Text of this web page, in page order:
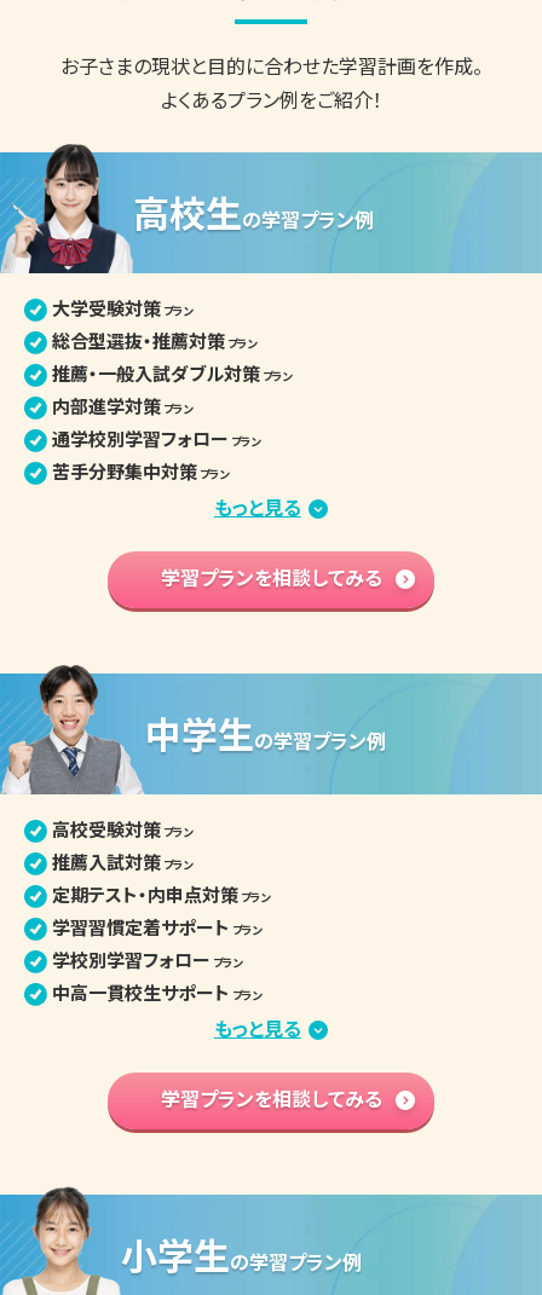
お子さまの現状と目的に合わせた学習計画を作成。
よくあるプラン例をご紹介！
高校生の学習プラン例
大学受験対策 プラン
総合型選抜・推薦対策 プラン
推薦・一般入試ダブル対策 プラン
内部進学対策 プラン
通学校別学習フォロー プラン
苦手分野集中対策 プラン
定期テスト・評定対策プラン
部活との両立 プラン
学習内容 基礎固め プラン
高校入学準備 プラン
高校生の個別指導詳細
もっと見る
学習プランを相談してみる
中学生の学習プラン例
高校受験対策 プラン
推薦入試対策 プラン
定期テスト・内申点対策 プラン
学習習慣定着サポート プラン
学校別学習フォロー プラン
中高一貫校生サポート プラン
学習内容 基礎固め プラン
英語資格検定対策 プラン
高校学習先取り プラン
中学生の個別指導詳細
もっと見る
学習プランを相談してみる
小学生の学習プラン例